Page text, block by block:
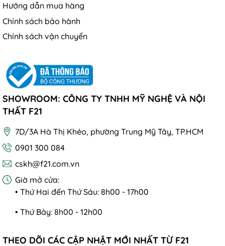
Hướng dẫn mua hàng
Chính sách bảo hành
Chính sách vận chuyển
SHOWROOM: CÔNG TY TNHH MỸ NGHỆ VÀ NỘI
THẤT F21
7D/3A Hà Thị Khéo, phường Trung Mỹ Tây, TP.HCM
0901 300 084
cskh@f21.com.vn
Giờ mở cửa:
• Thứ Hai đến Thứ Sáu: 8h00 - 17h00
• Thứ Bảy: 8h00 - 12h00
THEO DÕI CÁC CẬP NHẬT MỚI NHẤT TỪ F21